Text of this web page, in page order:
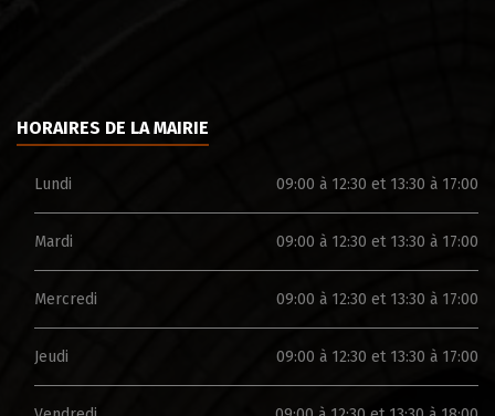
HORAIRES DE LA MAIRIE
Lundi 09:00 à 12:30 et 13:30 à 17:00
Mardi 09:00 à 12:30 et 13:30 à 17:00
Mercredi 09:00 à 12:30 et 13:30 à 17:00
Jeudi 09:00 à 12:30 et 13:30 à 17:00